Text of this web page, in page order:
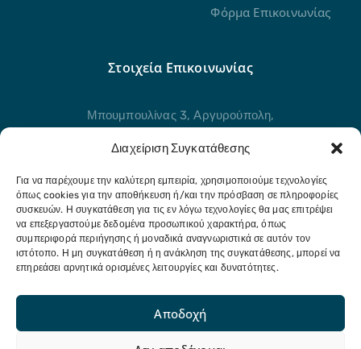
Διαχείριση Συγκατάθεσης
Για να παρέχουμε την καλύτερη εμπειρία, χρησιμοποιούμε τεχνολογίες
όπως cookies για την αποθήκευση ή/και την πρόσβαση σε πληροφορίες
συσκευών. Η συγκατάθεση για τις εν λόγω τεχνολογίες θα μας επιτρέψει
να επεξεργαστούμε δεδομένα προσωπικού χαρακτήρα, όπως
συμπεριφορά περιήγησης ή μοναδικά αναγνωριστικά σε αυτόν τον
ιστότοπο. Η μη συγκατάθεση ή η ανάκληση της συγκατάθεσης, μπορεί να
επηρεάσει αρνητικά ορισμένες λειτουργίες και δυνατότητες.
Αποδοχή
Φόρμα Επικοινωνίας
Στοιχεία Επικοινωνίας
Μπουμπουλίνας 3, Αργυρούπολη,
Στείλτε μας μήνυμα
info@eldap.gr
Ελληνικό Δίκτυο Ανθεκτικών Πόλεων © 2025.